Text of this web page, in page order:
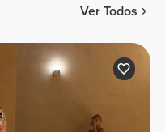
Ver Todos